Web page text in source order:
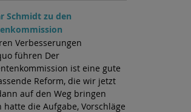
Schmidt zu den
Verbesserungen
führen Der
ist eine gute
Reform, die wir jetzt
auf den Weg bringen
die Aufgabe, Vorschläge